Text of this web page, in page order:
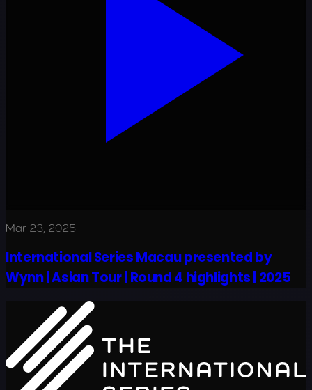
Mar 23, 2025
International Series Macau presented by
Wynn | Asian Tour | Round 4 highlights | 2025